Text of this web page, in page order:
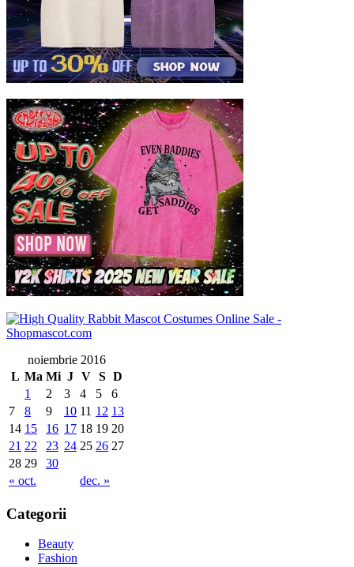
noiembrie 2016
L Ma Mi J V S D
« oct. dec. »
1 2 3 4 5
6
7
8 9 10 11 12 13
14 15 16 17 18 19 20
21 22 23 24 25 26 27
28 29 30
Categorii
Beauty
Fashion